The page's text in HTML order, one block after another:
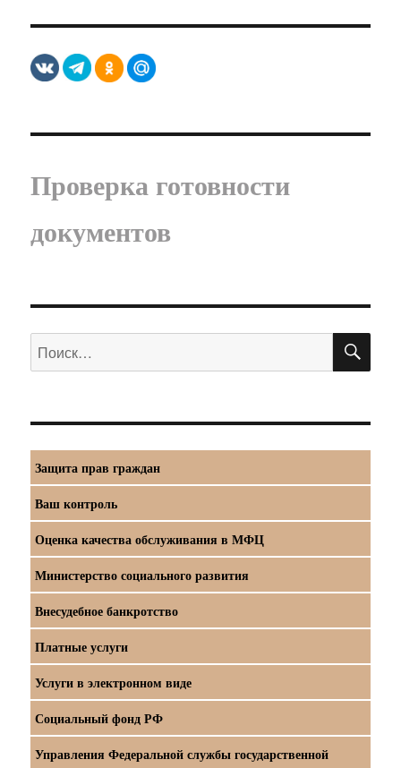
Проверка готовности
документов
Искать:
Защита прав граждан
Ваш контроль
Оценка качества обслуживания в МФЦ
Министерство социального развития
Внесудебное банкротство
Платные услуги
Услуги в электронном виде
Социальный фонд РФ
Управления Федеральной службы государственной